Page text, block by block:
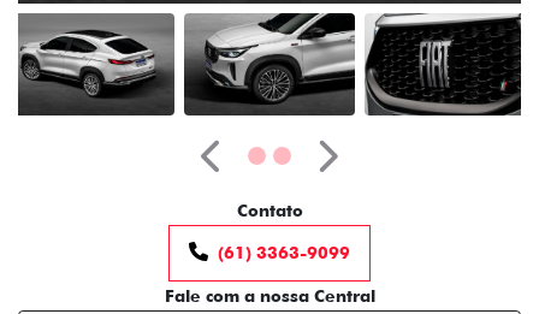
Anterior Próximo
Contato
(61) 3363-9099
Fale com a nossa Central